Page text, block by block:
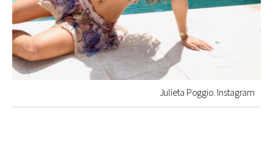
Julieta Poggio. Instagram